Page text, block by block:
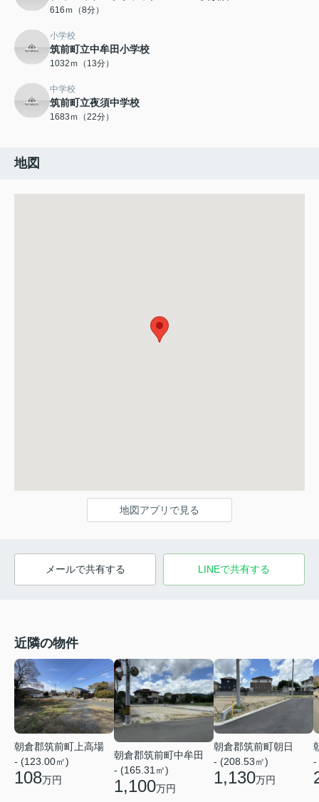
616ｍ（8分）
小学校
筑前町立中牟田小学校
1032ｍ（13分）
中学校
筑前町立夜須中学校
1683ｍ（22分）
地図
地図アプリで見る
メールで共有する LINEで共有する
近隣の物件
朝倉郡筑前町上高場
- (123.00㎡)
108万円
朝倉郡筑前町中牟田
- (165.31㎡)
1,100万円
朝倉郡筑前町朝日
- (208.53㎡)
1,130万円
-